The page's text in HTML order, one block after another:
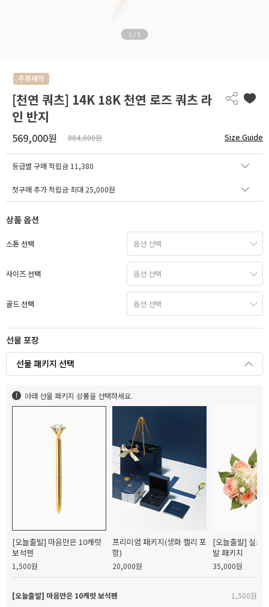
1 / 3
[천연 쿼츠] 14K 18K 천연 로즈 쿼츠 라
인 반지
569,000원 884,000원 Size Guide
등급별 구매 적립금 11,380
첫구매 추가 적립금 최대 25,000원
상품 옵션
스톤 선택
사이즈 선택
골드 선택
선물 포장
선물 패키지 선택
아래 선물 패키지 상품을 선택하세요.
[오늘출발] 마음만은 10캐럿
보석펜
1,500원
프리미엄 패키지(생화 캘리 포
함)
20,000원
[오늘출발] 실크
발 패키지
35,000원
[오늘출발] 마음만은 10캐럿 보석펜 1,500원